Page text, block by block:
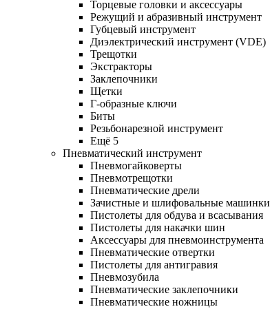
Торцевые головки и аксессуары
Режущий и абразивный инструмент
Губцевый инструмент
Диэлектрический инструмент (VDE)
Трещотки
Экстракторы
Заклепочники
Щетки
Г-образные ключи
Биты
Резьбонарезной инструмент
Ещё 5
Пневматический инструмент
Пневмогайковерты
Пневмотрещотки
Пневматические дрели
Зачистные и шлифовальные машинки
Пистолеты для обдува и всасывания
Пистолеты для накачки шин
Аксессуары для пневмоинструмента
Пневматические отвертки
Пистолеты для антигравия
Пневмозубила
Пневматические заклепочники
Пневматические ножницы